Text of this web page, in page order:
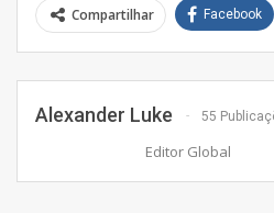
Compartilhar Facebook
Alexander Luke 55
Editor Global